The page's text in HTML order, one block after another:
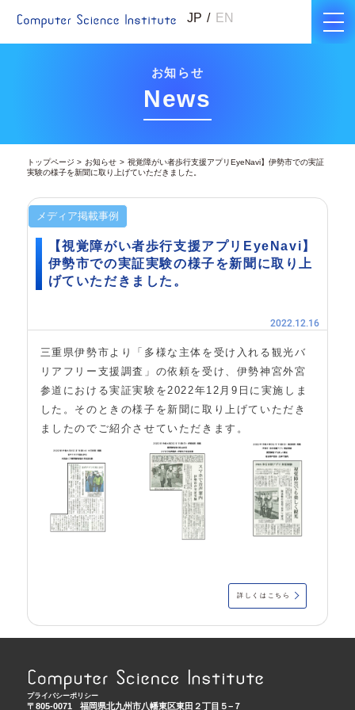
JP EN
お知らせ
News
トップページ お知らせ
視覚障がい者歩行支援アプリEyeNavi】伊勢市での実証
実験の様子を新聞に取り上げていただきました。
【視覚障がい者歩行支援アプリEyeNavi】
伊勢市での実証実験の様子を新聞に取り上
げていただきました。
2022.12.16
メディア掲載事例
三重県伊勢市より「多様な主体を受け入れる観光バ
リアフリー支援調査」の依頼を受け、伊勢神宮外宮
参道における実証実験を2022年12月9日に実施しま
した。そのときの様子を新聞に取り上げていただき
ましたのでご紹介させていただきます。
詳しくはこちら
プライバシーポリシー
〒805-0071 福岡県北九州市八幡東区東田２丁目５−７